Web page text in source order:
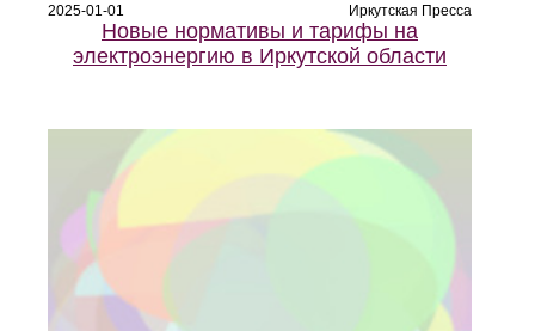
2025-01-01 Иркутская Пресса
Новые нормативы и тарифы на
электроэнергию в Иркутской области